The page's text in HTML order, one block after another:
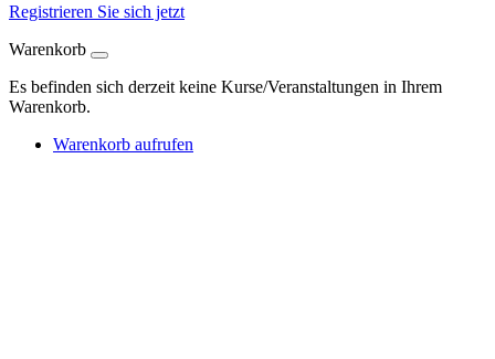
Registrieren Sie sich jetzt
Warenkorb
Es befinden sich derzeit keine Kurse/Veranstaltungen in Ihrem
Warenkorb.
Warenkorb aufrufen